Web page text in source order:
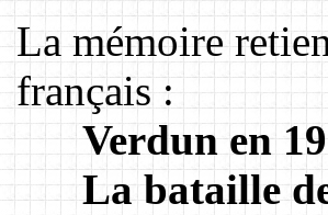
La mémoire
français :
Verdun en
La bataille